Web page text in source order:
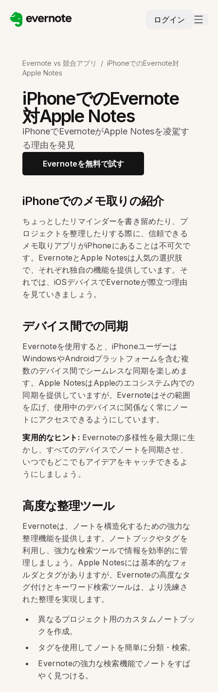
ログイン
Evernote vs 競合アプリ / iPhoneでのEvernote対
Apple Notes
iPhoneでのEvernote
対Apple Notes
iPhoneでEvernoteがApple Notesを凌駕す
る理由を発見
Evernoteを無料で試す
iPhoneでのメモ取りの紹介
ちょっとしたリマインダーを書き留めたり、プ
ロジェクトを整理したりする際に、信頼できる
メモ取りアプリがiPhoneにあることは不可欠で
す。EvernoteとApple Notesは人気の選択肢
で、それぞれ独自の機能を提供しています。そ
れでは、iOSデバイスでEvernoteが際立つ理由
を見ていきましょう。
デバイス間での同期
Evernoteを使用すると、iPhoneユーザーは
WindowsやAndroidプラットフォームを含む複
数のデバイス間でシームレスな同期を楽しめま
す。Apple NotesはAppleのエコシステム内での
同期を提供していますが、Evernoteはその範囲
を広げ、使用中のデバイスに関係なく常にノー
トにアクセスできるようにしています。
実用的なヒント: Evernoteの多様性を最大限に生
かし、すべてのデバイスでノートを同期させ、
いつでもどこでもアイデアをキャッチできるよ
うにしましょう。
高度な整理ツール
Evernoteは、ノートを構造化するための強力な
整理機能を提供します。ノートブックやタグを
利用し、強力な検索ツールで情報を効率的に管
理しましょう。Apple Notesには基本的なフォ
ルダとタグがありますが、Evernoteの高度なタ
グ付けとキーワード検索ツールは、より洗練さ
れた整理を実現します。
異なるプロジェクト用のカスタムノートブッ
クを作成。
タグを使用してノートを簡単に分類・検索。
Evernoteの強力な検索機能でノートをすば
やく見つける。